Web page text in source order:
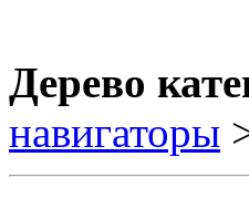
Дерево
навигаторы